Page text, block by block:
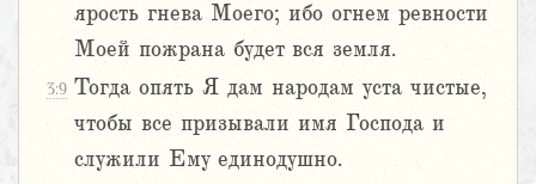
ярость гнева Моего; ибо огнем ревности
Моей пожрана будет вся земля.
3:9 Тогда опять Я дам народам уста чистые,
чтобы все призывали имя Господа и
служили Ему единодушно.